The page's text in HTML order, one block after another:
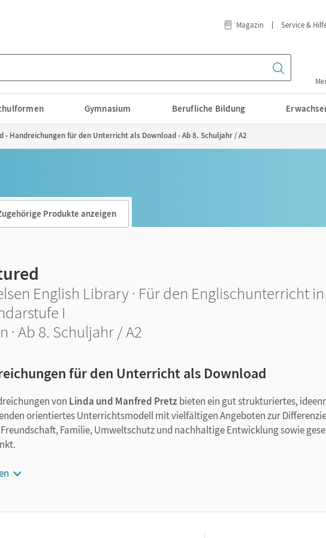
Magazin Service &
Gymnasium Berufliche Bildung
- Handreichungen für den Unterricht als Download - Ab 8. Schuljahr / A2
Produkte anzeigen
English Library · Für den Englischunterricht
I
· Ab 8. Schuljahr / A2
für den Unterricht als Download
von Linda und Manfred Pretz bieten ein gut strukturiertes,
orientiertes Unterrichtsmodell mit vielfältigen Angeboten zur
Familie, Umweltschutz und nachhaltige Entwicklung sowie
enthalten:
Inhaltszusammenfassungender einzelnen Kapitel und